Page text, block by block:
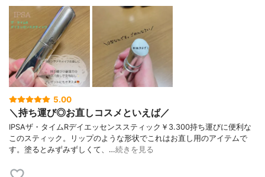
5.00
＼持ち運び◎お直しコスメといえば／
IPSAザ・タイムRデイエッセンススティック￥3.300持ち運びに便利な
このスティック。リップのような形状でこれはお直し用のアイテムで
す。塗るとみずみずしくて、…続きを見る